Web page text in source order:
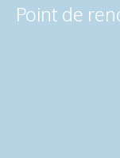
Point de